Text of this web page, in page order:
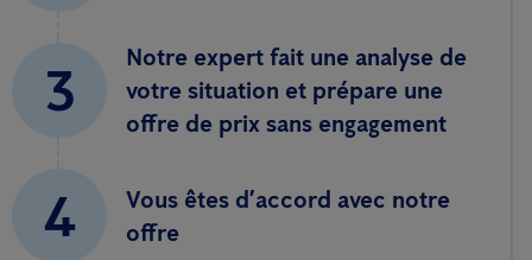
3
Notre expert fait une analyse de
votre situation et prépare une
offre de prix sans engagement
4
Vous êtes d’accord avec notre
offre